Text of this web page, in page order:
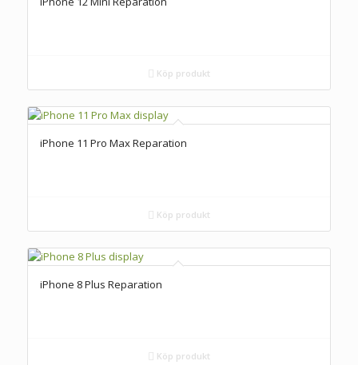
Köp produkt
iPhone 11 Pro Max Reparation
Köp produkt
iPhone 8 Plus Reparation
Köp produkt